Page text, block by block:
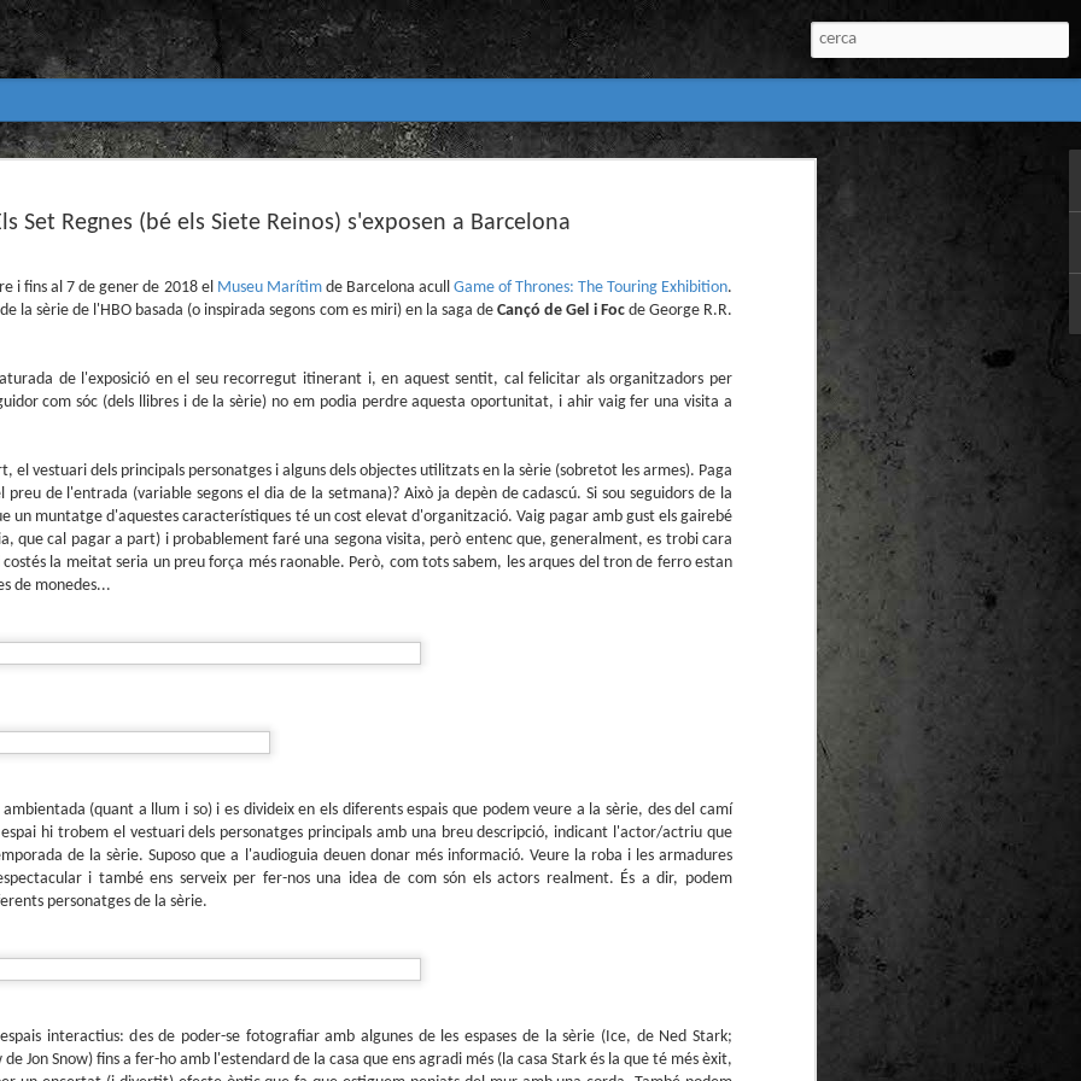
Set Regnes (bé els Siete Reinos) s'exposen a Barcelona
i fins al 7 de gener de 2018 el Museu Marítimde Barcelona acull Game of Thrones: The Touring Exhibition.
la sèrie de l'HBO basada (o inspirada segons com es miri) en la saga deCançó de Gel i Focde George R.R.
de l'exposició en el seu recorregut itinerant i, en aquest sentit, cal felicitar als organitzadors per
com sóc (dels llibres i de la sèrie) no em podia perdre aquesta oportunitat, i ahir vaig fer una visita a
el vestuari dels principals personatges i alguns dels objectes utilitzats en la sèrie (sobretot les armes). Paga
preu de l'entrada (variable segons el dia de la setmana)? Això ja depèn de cadascú. Si sou seguidors de la
un muntatge d'aquestes característiques té un cost elevat d'organització. Vaig pagar amb gust els gairebé
que cal pagar a part) i probablement faré una segona visita, però entenc que, generalment, es trobi cara
la meitat seria un preu força més raonable. Però, com tots sabem, les arques del tron de ferro estan
de monedes...
(quant a llum i so) i es divideix en els diferents espais que podem veure a la sèrie, des del camí
hi trobem el vestuari dels personatges principals amb una breu descripció, indicant l'actor/actriu que
de la sèrie. Suposo que a l'audioguia deuen donar més informació. Veure la roba i les armadures
i també ens serveix per fer-nos una idea de com són els actors realment. És a dir, podem
personatges de la sèrie.
interactius: des de poder-se fotografiar amb algunes de les espases de la sèrie (Ice, de Ned Stark;
Jon Snow) fins a fer-ho amb l'estendard de la casa que ens agradi més (la casa Stark és la que té més èxit,
31
primavera 2026
Biblioteca Pública de Tarragona i ho fem amb aquest menú:
Abril
Guió i dibuix d’Ana Penyas
Després de l’èxit d’Estamos todas bien (Premi Nacional del Còmic 2018) i
Todo bajo el sol (llegit el 2023 al club de lectura), Ana Penyas torna amb
un assaig gràfic tan necessari com inquietant: En vela / En blanc. L’obra no
és només un relat íntim sobre l’insomni, sinó una investigació profunda
sobre com la societat contemporània ha transformat l’acte natural de
dormir en un bé de consum o, pitjor encara, en un obstacle per a la